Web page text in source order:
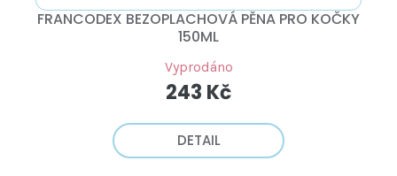
FRANCODEX BEZOPLACHOVÁ PĚNA PRO KOČKY
150ML
Vyprodáno
243 Kč
DETAIL